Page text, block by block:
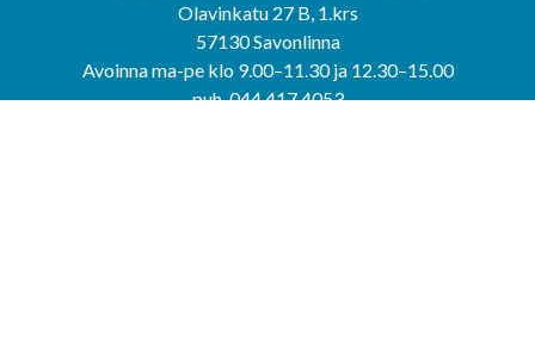
Olavinkatu 27 B, 1.krs
57130 Savonlinna
Avoinna ma-pe klo 9.00–11.30 ja 12.30–15.00
puh. 044 417 4053